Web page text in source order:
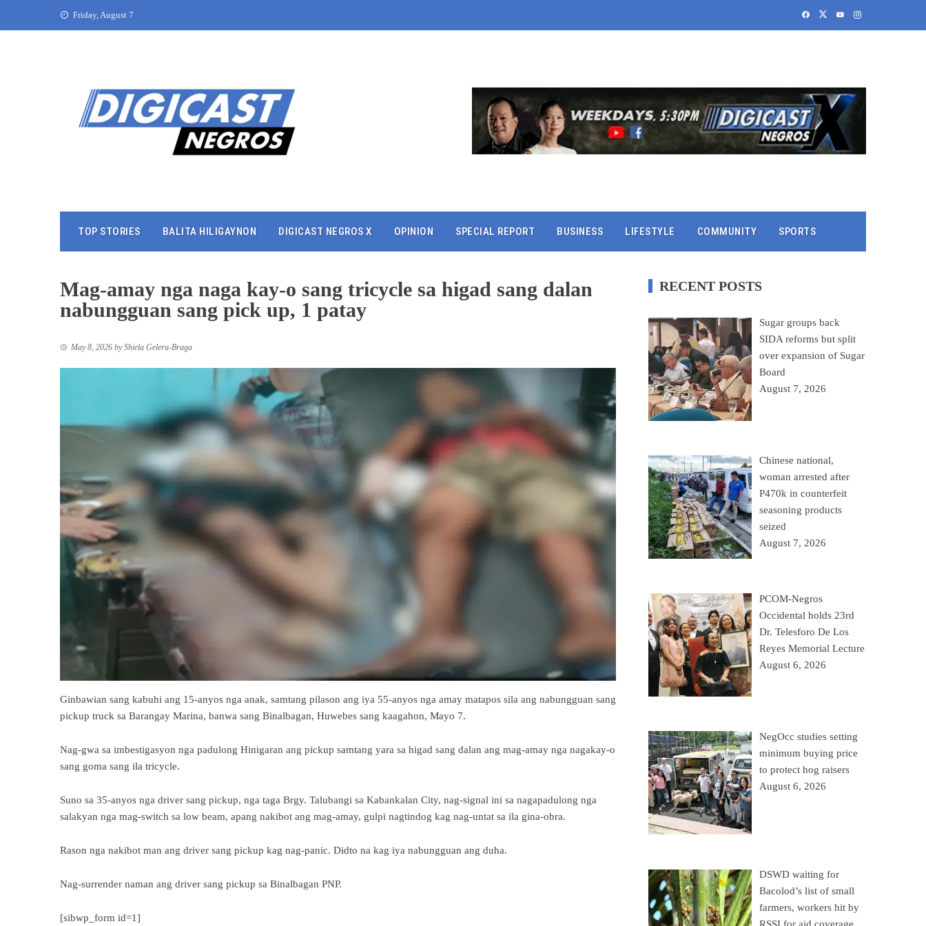
Friday, August 7
TOP STORIES BALITA HILIGAYNON DIGICAST NEGROS X OPINION SPECIAL REPORT BUSINESS LIFESTYLE COMMUNITY SPORTS
Mag-amay nga naga kay-o sang tricycle sa higad sang dalan
nabungguan sang pick up, 1 patay
May 8, 2026 byShiela Gelera-Braga
Ginbawian sang kabuhi ang 15-anyos nga anak, samtang pilason ang iya 55-anyos nga amay matapos sila ang nabungguan sang
pickup truck sa Barangay Marina, banwa sang Binalbagan, Huwebes sang kaagahon, Mayo 7.
Nag-gwa sa imbestigasyon nga padulong Hinigaran ang pickup samtang yara sa higad sang dalan ang mag-amay nga nagakay-o
sang goma sang ila tricycle.
Suno sa 35-anyos nga driver sang pickup, nga taga Brgy. Talubangi sa Kabankalan City, nag-signal ini sa nagapadulong nga
salakyan nga mag-switch sa low beam, apang nakibot ang mag-amay, gulpi nagtindog kag nag-untat sa ila gina-obra.
Rason nga nakibot man ang driver sang pickup kag nag-panic. Didto na kag iya nabungguan ang duha.
Nag-surrender naman ang driver sang pickup sa Binalbagan PNP.
[sibwp_form id=1]
RECENT POSTS
Sugar groups back
SIDA reforms but split
over expansion of Sugar
Board
August 7, 2026
Chinese national,
woman arrested after
P470k in counterfeit
seasoning products
seized
August 7, 2026
PCOM-Negros
Occidental holds 23rd
Dr. Telesforo De Los
Reyes Memorial Lecture
August 6, 2026
NegOcc studies setting
minimum buying price
to protect hog raisers
August 6, 2026
DSWD waiting for
Bacolod’s list of small
farmers, workers hit by